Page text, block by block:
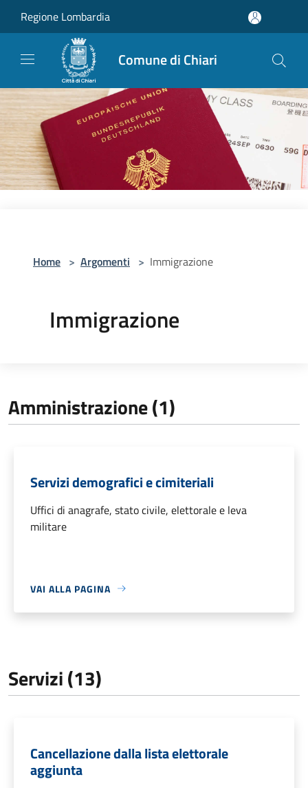
Regione Lombardia
Comune di Chiari
Home > Argomenti > Immigrazione
Immigrazione
Amministrazione (1)
Servizi demografici e cimiteriali
Uffici di anagrafe, stato civile, elettorale e leva
militare
VAI ALLA PAGINA
Servizi (13)
Cancellazione dalla lista elettorale
aggiunta